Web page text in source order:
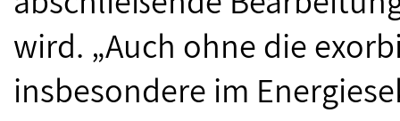
wird. „Auch ohne die
insbesondere im